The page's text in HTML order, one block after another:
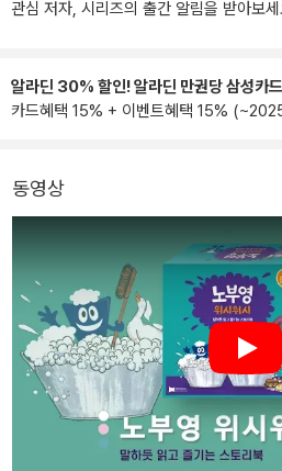
관심 저자, 시리즈의 출간 알림을 받아보
알라딘 30% 할인! 알라딘 만권당 삼성카드
카드혜택 15% + 이벤트혜택 15%
동영상
Play